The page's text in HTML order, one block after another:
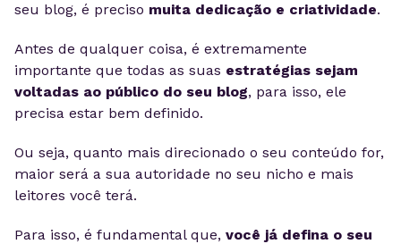
seu blog, é preciso muita dedicação e criatividade.
Antes de qualquer coisa, é extremamente
importante que todas as suas estratégias sejam
voltadas ao público do seu blog, para isso, ele
precisa estar bem definido.
Ou seja, quanto mais direcionado o seu conteúdo for,
maior será a sua autoridade no seu nicho e mais
leitores você terá.
Para isso, é fundamental que, você já defina o seu